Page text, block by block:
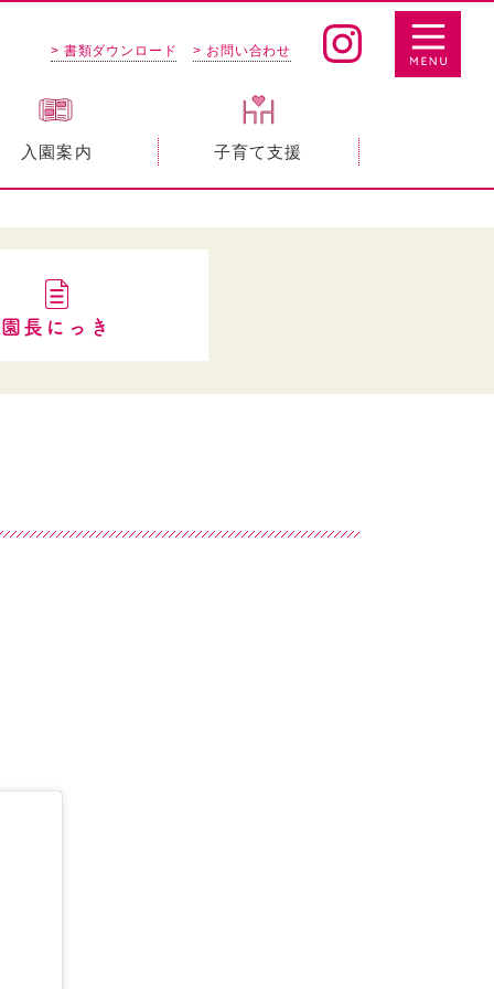
> 書類ダウンロード > お問い合わせ
入園案内 子育て支援
園長にっき